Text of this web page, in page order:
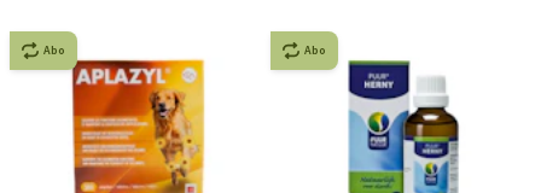
Abo Abo